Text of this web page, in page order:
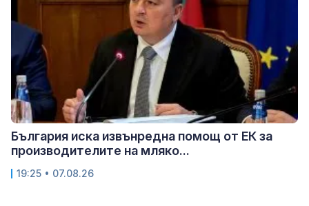
България иска извънредна помощ от ЕК за
производителите на мляко...
19:25 • 07.08.26